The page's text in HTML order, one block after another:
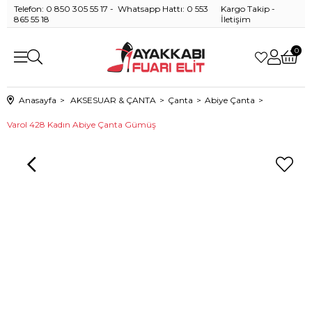
Telefon: 0 850 305 55 17 - Whatsapp Hattı: 0 553
865 55 18
Kargo Takip -
İletişim
0
Anasayfa AKSESUAR & ÇANTA Çanta Abiye Çanta
Varol 428 Kadın Abiye Çanta Gümüş